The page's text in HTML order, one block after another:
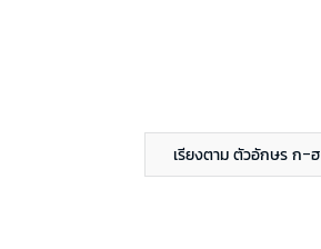
เรียงตาม ตัวอักษร ก-ฮ